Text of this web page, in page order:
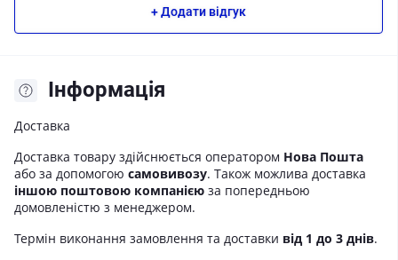
+ Додати відгук
Iнформація
Доставка
Доставка товару здійснюється оператором Нова Пошта
або за допомогою самовивозу. Також можлива доставка
іншою поштовою компанією за попередньою
домовленістю з менеджером.
Термін виконання замовлення та доставки від 1 до 3 днів.